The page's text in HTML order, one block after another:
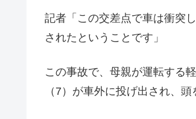
記者「この交差点で車は衝突
されたということです」
この事故で、母親が運転する
（7）が車外に投げ出され、